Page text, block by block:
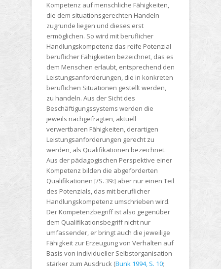
Kompetenz auf menschliche Fähigkeiten,
die dem situationsgerechten Handeln
zugrunde liegen und dieses erst
ermöglichen. So wird mit beruflicher
Handlungskompetenz das reife Potenzial
beruflicher Fähigkeiten bezeichnet, das es
dem Menschen erlaubt, entsprechend den
Leistungsanforderungen, die in konkreten
beruflichen Situationen gestellt werden,
zu handeln. Aus der Sicht des
Beschäftigungssystems werden die
jeweils nachgefragten, aktuell
verwertbaren Fähigkeiten, derartigen
Leistungsanforderungen gerecht zu
werden, als Qualifikationen bezeichnet.
Aus der pädagogischen Perspektive einer
Kompetenz bilden die abgeforderten
Qualifikationen [/S. 39:] aber nur einen Teil
des Potenzials, das mit beruflicher
Handlungskompetenz umschrieben wird.
Der Kompetenzbegriff ist also gegenüber
dem Qualifikationsbegriff nicht nur
umfassender, er bringt auch die jeweilige
Fähigkeit zur Erzeugung von Verhalten auf
Basis von individueller Selbstorganisation
stärker zum Ausdruck (Bunk 1994, S. 10;